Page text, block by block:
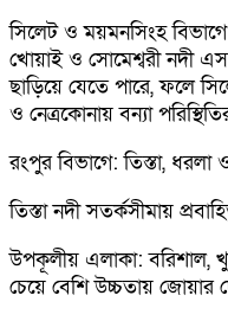
সিলেট ও ময়মনসিংহ
খোয়াই ও সোমেশ্বরী নদী
ছাড়িয়ে যেতে পারে, ফলে
ও নেত্রকোনায় বন্যা
রংপুর বিভাগে: তিস্তা,
তিস্তা নদী সতর্কসীমায়
উপকূলীয় এলাকা: বরিশাল,
চেয়ে বেশি উচ্চতায় জোয়ার